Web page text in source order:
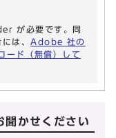
が必要です。同
は、 Adobe 社の
ド（無償）して
聞かせください